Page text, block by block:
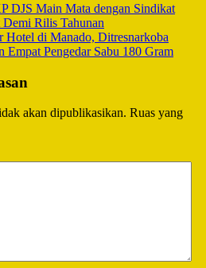
DJS Main Mata dengan Sindikat
Rilis Tahunan
Hotel di Manado, Ditresnarkoba
Empat Pengedar Sabu 180 Gram
akan dipublikasikan. Ruas yang